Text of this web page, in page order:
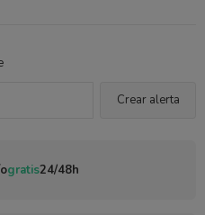
gratis24/48h